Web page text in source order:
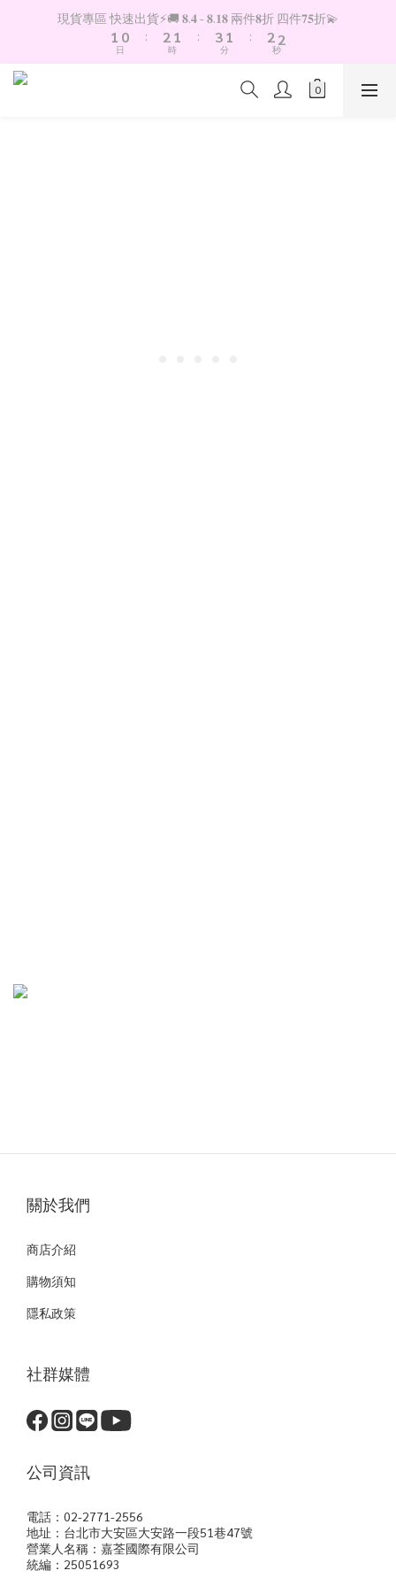
現貨專區 快速出貨⚡️🚚 𝟖.𝟒 - 𝟖.𝟏𝟖 兩件𝟖折 四件𝟕𝟓折💫
2
1
0
1
0
日
:
3
2
1
2
1
0
時
:
4
3
2
2
1
0
分
:
3
2
1
3
2
1
秒
關於我們
商店介紹
購物須知
隱私政策
社群媒體
公司資訊
電話：02-2771-2556
地址：台北市大安區大安路一段51巷47號
營業人名稱：嘉荃國際有限公司
統編：25051693